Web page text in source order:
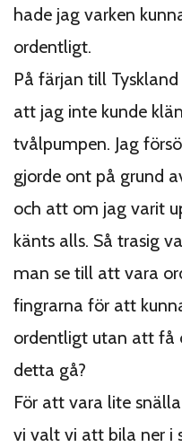
hade jag varken
ordentligt.
På färjan till
att jag inte kunde
tvålpumpen. Jag
gjorde ont på grund
och att om jag varit
känts alls. Så trasig
man se till att vara
fingrarna för att
ordentligt utan att få
detta gå?
För att vara lite
vi valt vi att bila ner i